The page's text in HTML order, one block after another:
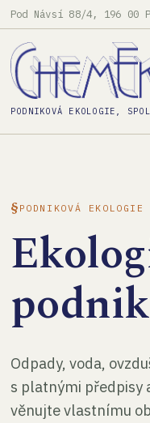
Pod Návsí 88/4, 196 00
PODNIKOVÁ EKOLOGIE,
PODNIKOVÁ
Odpady, voda,
s platnými předpisy
věnujte vlastnímu